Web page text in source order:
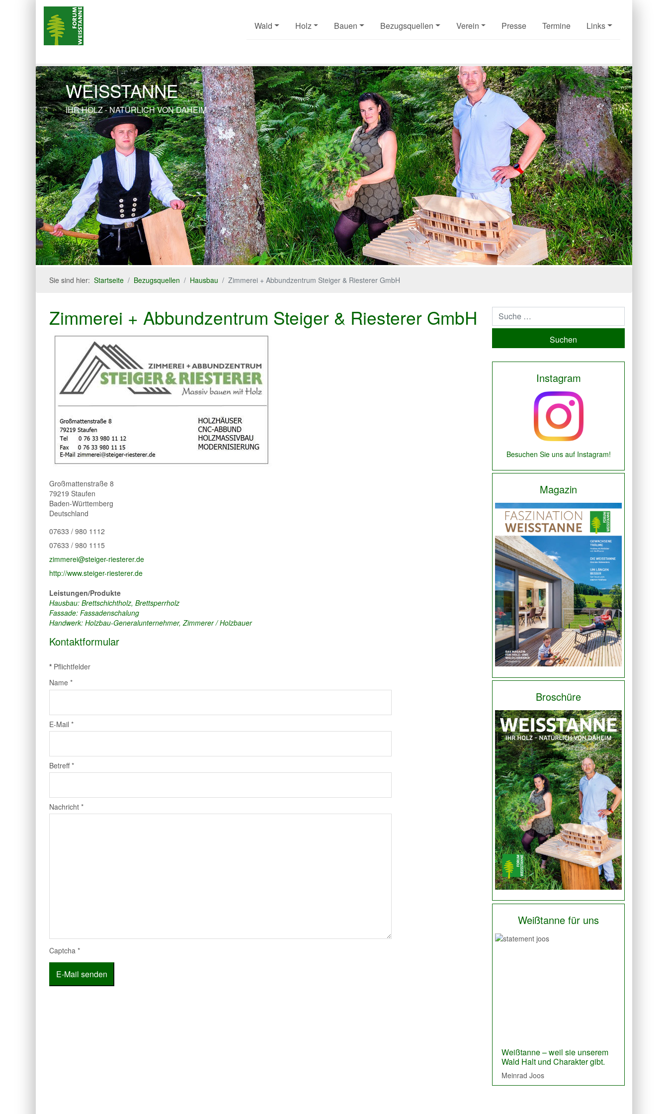
Wald Holz Bauen Bezugsquellen Verein Presse Termine Links
WEISSTANNE
IHR HOLZ - NATÜRLICH VON DAHEIM
Previous Next
Sie sind hier:Startseite Bezugsquellen Hausbau Zimmerei + Abbundzentrum Steiger & Riesterer GmbH
Zimmerei + Abbundzentrum Steiger & Riesterer GmbH
Großmattenstraße 8
79219 Staufen
Baden-Württemberg
Deutschland
07633 / 980 1112
07633 / 980 1115
zimmerei@steiger-riesterer.de
http://www.steiger-riesterer.de
Leistungen/Produkte
Hausbau: Brettschichtholz, Brettsperrholz
Fassade: Fassadenschalung
Handwerk: Holzbau-Generalunternehmer, Zimmerer / Holzbauer
Kontaktformular
* Pflichtfelder
Name *
E-Mail *
Betreff*
Nachricht *
Captcha *
E-Mail senden
Suchen
Instagram
Besuchen Sie uns auf Instagram!
Magazin
Broschüre
Weißtanne für uns
Weißtanne – weil sie unserem
Wald Halt und Charakter gibt.
Meinrad Joos
Holz um modern, edel, zeitlos zu
bauen.
Manuel Echtle